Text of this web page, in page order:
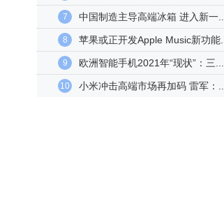
7 中国制造主导高端冰箱 进入新一...
8 苹果或正开发Apple Music新功能...
9 欧洲智能手机2021年“现状”：三...
10 小米冲击高端市场再加码 雷军：...